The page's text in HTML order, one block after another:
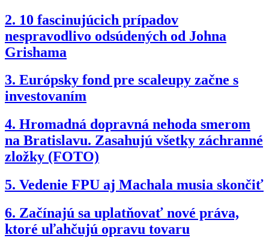
2. 10 fascinujúcich prípadov
nespravodlivo odsúdených od Johna
Grishama
3. Európsky fond pre scaleupy začne s
investovaním
4. Hromadná dopravná nehoda smerom
na Bratislavu. Zasahujú všetky záchranné
zložky (FOTO)
5. Vedenie FPU aj Machala musia skončiť
6. Začínajú sa uplatňovať nové práva,
ktoré uľahčujú opravu tovaru